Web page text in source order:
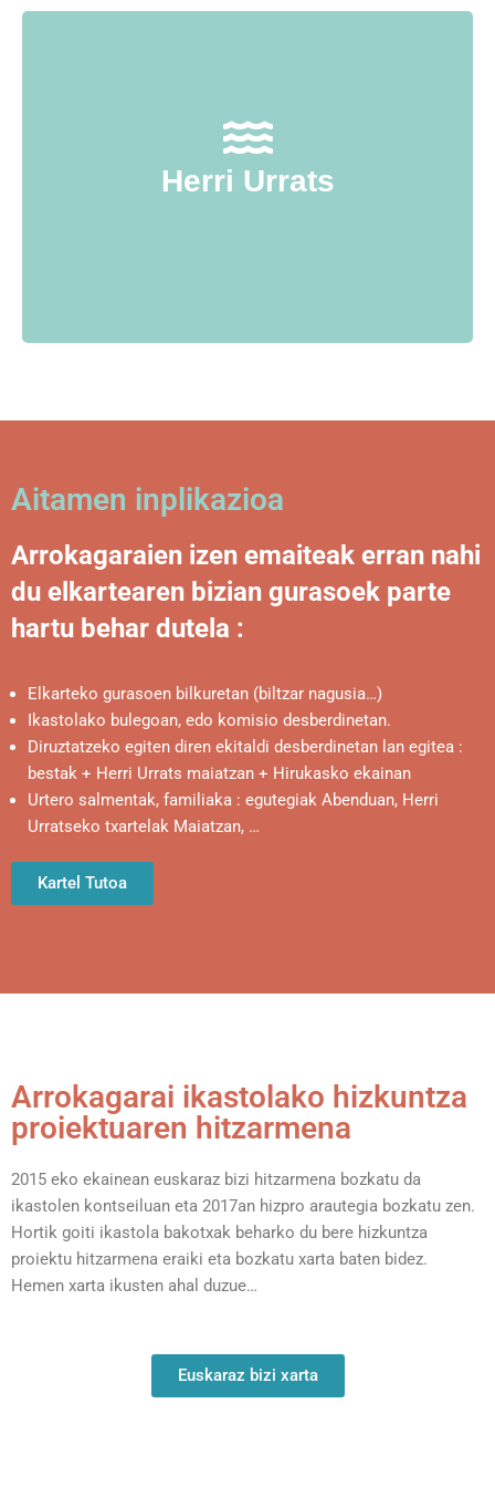
Herri Urrats
ordezkari bat, ikastolen bestaren antolaketan parte
hartzeko. Ordezkariak lotura egiten du Herri Urrats
eta ikastolako burasoen artean. Maiatzeko bestaren
antolaketan behar den lan taldea osatzeko,
Aitamen inplikazioa
Arrokagaraien izen emaiteak erran nahi
du elkartearen bizian gurasoek parte
hartu behar dutela :
Elkarteko gurasoen bilkuretan (biltzar nagusia…)
Ikastolako bulegoan, edo komisio desberdinetan.
Diruztatzeko egiten diren ekitaldi desberdinetan lan egitea :
bestak + Herri Urrats maiatzan + Hirukasko ekainan
Urtero salmentak, familiaka : egutegiak Abenduan, Herri
Urratseko txartelak Maiatzan, …
Kartel Tutoa
Arrokagarai ikastolako hizkuntza
proiektuaren hitzarmena
2015 eko ekainean euskaraz bizi hitzarmena bozkatu da
ikastolen kontseiluan eta 2017an hizpro arautegia bozkatu zen.
Hortik goiti ikastola bakotxak beharko du bere hizkuntza
proiektu hitzarmena eraiki eta bozkatu xarta baten bidez.
Hemen xarta ikusten ahal duzue…
Euskaraz bizi xarta